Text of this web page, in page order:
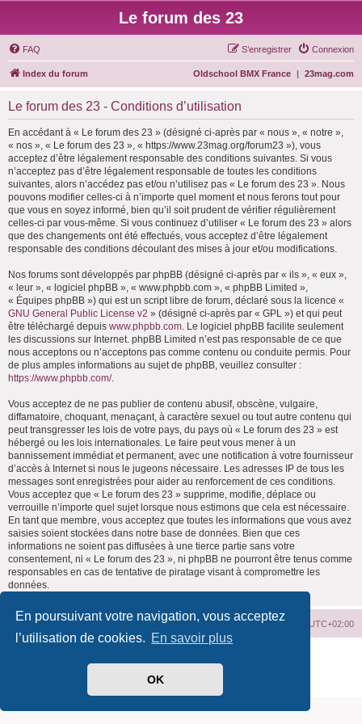
En poursuivant votre navigation, vous acceptez
l’utilisation de cookies. En savoir plus
OK
Le forum des 23
FAQ Connexion
S’enregistrer
Index du forum 23mag.com
|
Oldschool BMX France
Le forum des 23 - Conditions d’utilisation
En accédant à « Le forum des 23 » (désigné ci-après par « nous », « notre »,
« nos », « Le forum des 23 », « https://www.23mag.org/forum23 »), vous
acceptez d’être légalement responsable des conditions suivantes. Si vous
n’acceptez pas d’être légalement responsable de toutes les conditions
suivantes, alors n’accédez pas et/ou n’utilisez pas « Le forum des 23 ». Nous
pouvons modifier celles-ci à n’importe quel moment et nous ferons tout pour
que vous en soyez informé, bien qu’il soit prudent de vérifier régulièrement
celles-ci par vous-même. Si vous continuez d’utiliser « Le forum des 23 » alors
que des changements ont été effectués, vous acceptez d’être légalement
responsable des conditions découlant des mises à jour et/ou modifications.
Nos forums sont développés par phpBB (désigné ci-après par « ils », « eux »,
« leur », « logiciel phpBB », « www.phpbb.com », « phpBB Limited »,
« Équipes phpBB ») qui est un script libre de forum, déclaré sous la licence «
GNU General Public License v2 » (désigné ci-après par « GPL ») et qui peut
être téléchargé depuis www.phpbb.com. Le logiciel phpBB facilite seulement
les discussions sur Internet. phpBB Limited n’est pas responsable de ce que
nous acceptons ou n’acceptons pas comme contenu ou conduite permis. Pour
de plus amples informations au sujet de phpBB, veuillez consulter :
https://www.phpbb.com/.
Vous acceptez de ne pas publier de contenu abusif, obscène, vulgaire,
diffamatoire, choquant, menaçant, à caractère sexuel ou tout autre contenu qui
peut transgresser les lois de votre pays, du pays où « Le forum des 23 » est
hébergé ou les lois internationales. Le faire peut vous mener à un
bannissement immédiat et permanent, avec une notification à votre fournisseur
d’accès à Internet si nous le jugeons nécessaire. Les adresses IP de tous les
messages sont enregistrées pour aider au renforcement de ces conditions.
Vous acceptez que « Le forum des 23 » supprime, modifie, déplace ou
verrouille n’importe quel sujet lorsque nous estimons que cela est nécessaire.
En tant que membre, vous acceptez que toutes les informations que vous avez
saisies soient stockées dans notre base de données. Bien que ces
informations ne soient pas diffusées à une tierce partie sans votre
consentement, ni « Le forum des 23 », ni phpBB ne pourront être tenus comme
responsables en cas de tentative de piratage visant à compromettre les
données.
Index du forum Heures au format UTC+02:00
Supprimer les cookies
phpBB-fr.com
Confidentialité